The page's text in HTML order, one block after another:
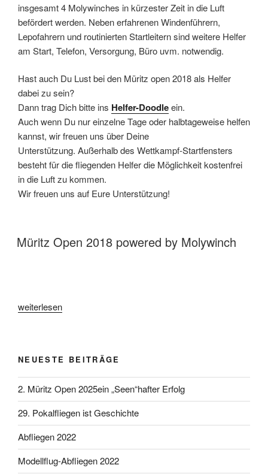
insgesamt 4 Molywinches in kürzester Zeit in die Luft
befördert werden. Neben erfahrenen Windenführern,
Lepofahrern und routinierten Startleitern sind weitere Helfer
am Start, Telefon, Versorgung, Büro uvm. notwendig.
Hast auch Du Lust bei den Müritz open 2018 als Helfer
dabei zu sein?
Dann trag Dich bitte ins Helfer-Doodleein.
Auch wenn Du nur einzelne Tage oder halbtageweise helfen
kannst, wir freuen uns über Deine
Unterstützung. Außerhalb des Wettkampf-Startfensters
besteht für die fliegenden Helfer die Möglichkeit kostenfrei
in die Luft zu kommen.
Wir freuen uns auf Eure Unterstützung!
VERÖFFENTLICHT AM
Müritz Open 2018 powered by Molywinch
„Müritz Open 2018 powered by Molywinch“
weiterlesen
NEUESTE BEITRÄGE
2. Müritz Open 2025ein „Seen“hafter Erfolg
29. Pokalfliegen ist Geschichte
Abfliegen 2022
Modellflug-Abfliegen 2022